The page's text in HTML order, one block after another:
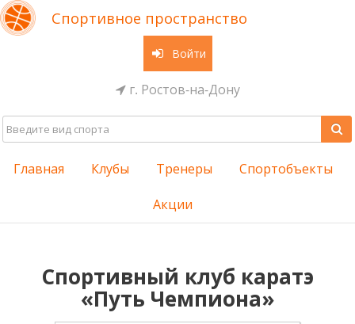
Спортивное пространство
Войти
г. Ростов-на-Дону
Главная Клубы Тренеры Спортобъекты
Акции
Спортивный клуб каратэ
«Путь Чемпиона»